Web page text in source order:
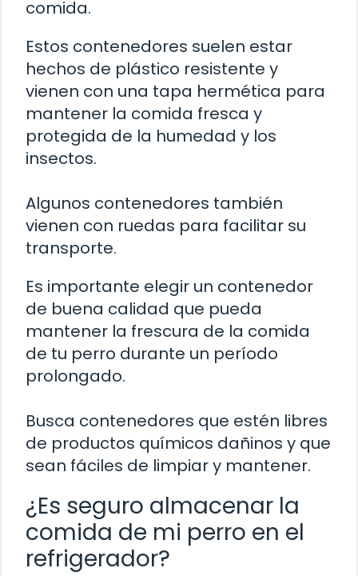
comida.
Estos contenedores suelen estar
hechos de plástico resistente y
vienen con una tapa hermética para
mantener la comida fresca y
protegida de la humedad y los
insectos.
Algunos contenedores también
vienen con ruedas para facilitar su
transporte.
Es importante elegir un contenedor
de buena calidad que pueda
mantener la frescura de la comida
de tu perro durante un período
prolongado.
Busca contenedores que estén libres
de productos químicos dañinos y que
sean fáciles de limpiar y mantener.
¿Es seguro almacenar la
comida de mi perro en el
refrigerador?